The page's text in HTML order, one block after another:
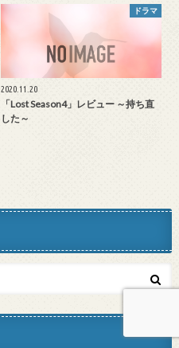
ドラマ
2020.11.20
「Lost Season4」レビュー ～持ち直
した～